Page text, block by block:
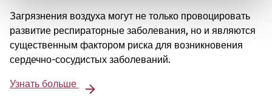
Загрязнения воздуха могут не только провоцировать
развитие респираторные заболевания, но и являются
существенным фактором риска для возникновения
сердечно-сосудистых заболеваний.
Узнать больше